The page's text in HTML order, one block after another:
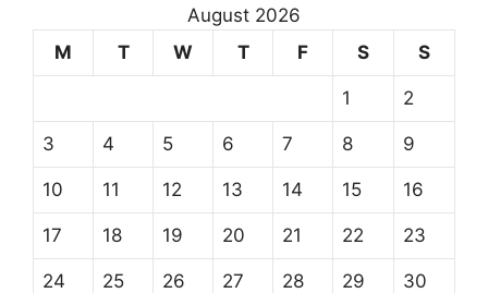
August 2026
M
T W T F S S
1 2
3 4 5 6 7 8 9
10 11 12 13 14 15 16
17 18 19 20 21 22 23
24 25 26 27 28 29 30